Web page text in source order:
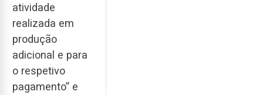
atividade
realizada em
produção
adicional e para
o respetivo
pagamento” e